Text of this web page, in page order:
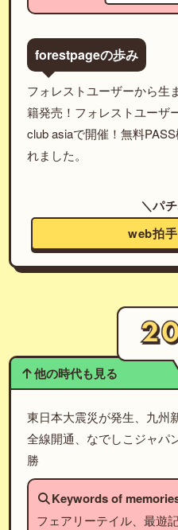
forestpageの歩み
フォレストユーザーから生
籍発売！フォレストユーザ
club asiaで開催！無料
れました。
＼パ
web拍
他の時代も見る
東日本大震災が発生、九
全線開通、なでしこジャパ
勝
Keywords of
フェアリーテイル、最遊